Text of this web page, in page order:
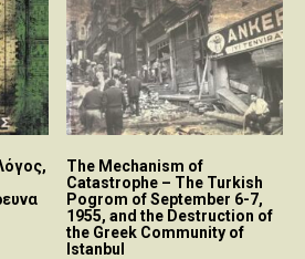
The Mechanism of
Catastrophe – The Turkish
Pogrom of September 6-7,
1955, and the Destruction of
the Greek Community of
Istanbul